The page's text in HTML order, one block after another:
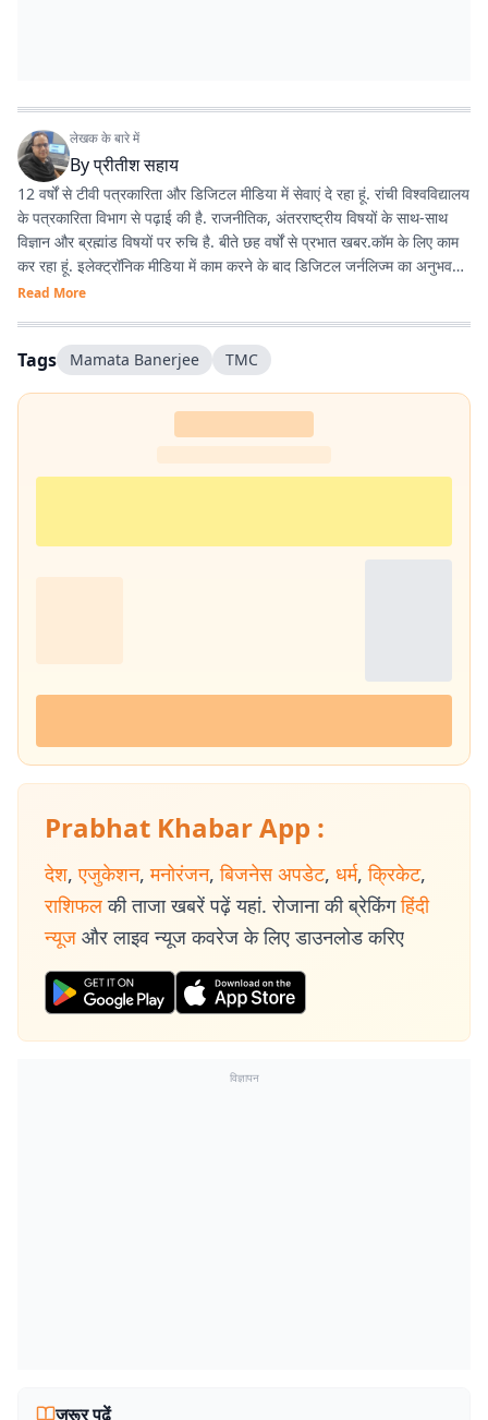
लेखक के बारे में
Byप्रीतीश सहाय
12 वर्षों से टीवी पत्रकारिता और डिजिटल मीडिया में सेवाएं दे रहा हूं. रांची विश्वविद्यालय
के पत्रकारिता विभाग से पढ़ाई की है. राजनीतिक, अंतरराष्ट्रीय विषयों के साथ-साथ
विज्ञान और ब्रह्मांड विषयों पर रुचि है. बीते छह वर्षों से प्रभात खबर.कॉम के लिए काम
कर रहा हूं. इलेक्ट्रॉनिक मीडिया में काम करने के बाद डिजिटल जर्नलिज्म का अनुभव
काफी अच्छा रहा है.
Read More
Tags Mamata Banerjee TMC
Prabhat Khabar App :
देश, एजुकेशन, मनोरंजन, बिजनेस अपडेट, धर्म, क्रिकेट,
राशिफल की ताजा खबरें पढ़ें यहां. रोजाना की ब्रेकिंग हिंदी
न्यूज और लाइव न्यूज कवरेज के लिए डाउनलोड करिए
विज्ञापन
जरूर पढ़ें